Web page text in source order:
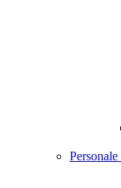
Personale